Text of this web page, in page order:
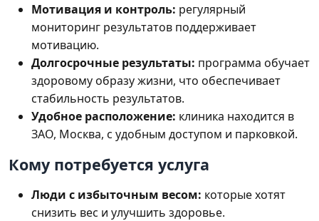
Мотивация и контроль: регулярный
мониторинг результатов поддерживает
мотивацию.
Долгосрочные результаты: программа обучает
здоровому образу жизни, что обеспечивает
стабильность результатов.
Удобное расположение: клиника находится в
ЗАО, Москва, с удобным доступом и парковкой.
Кому потребуется услуга
Люди с избыточным весом: которые хотят
снизить вес и улучшить здоровье.